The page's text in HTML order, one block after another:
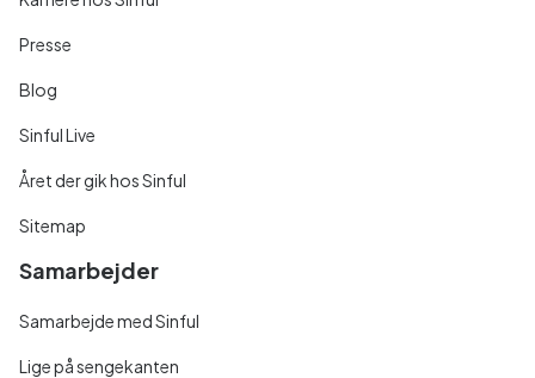
Presse
Blog
Sinful Live
Året der gik hos Sinful
Sitemap
Samarbejder
Samarbejde med Sinful
Lige på sengekanten